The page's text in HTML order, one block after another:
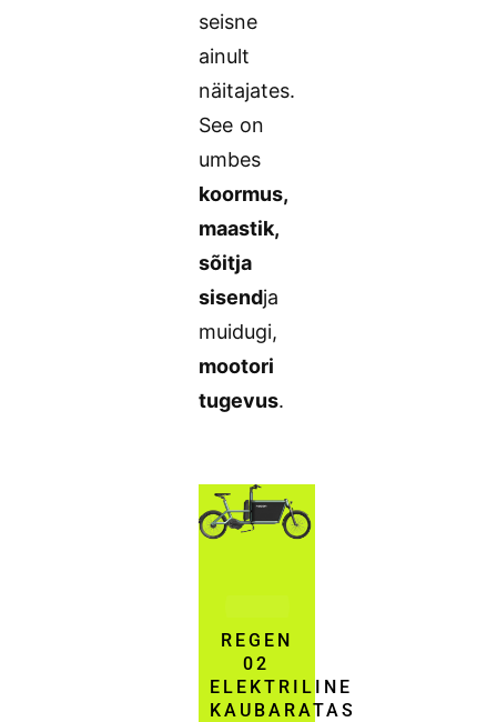
seisne
ainult
näitajates.
See on
umbes
koormus,
maastik,
sõitja
sisendja
muidugi,
mootori
tugevus.
REGEN
02
ELEKTRILINE
KAUBARATAS